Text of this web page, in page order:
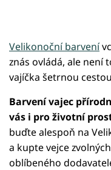
Velikonoční barvení
znás ovládá, ale není
vajíčka šetrnou
Barvení vajec
vás i pro životní
buďte alespoň na
a kupte vejce
oblíbeného